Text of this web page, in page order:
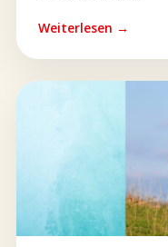
Weiterlesen →